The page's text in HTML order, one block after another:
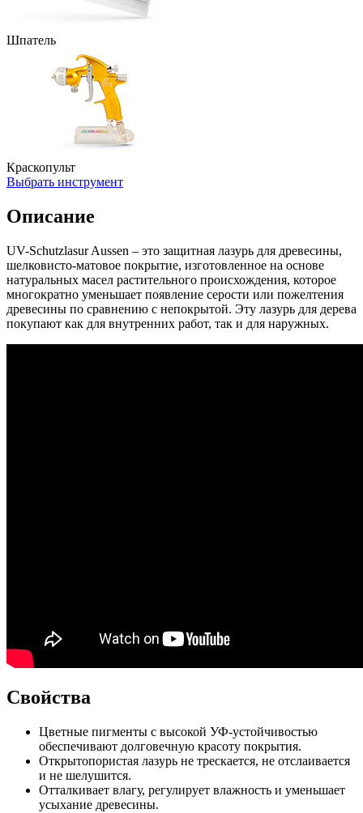
Шпатель
Краскопульт
Выбрать инструмент
Описание
UV-Schutzlasur Aussen – это защитная лазурь для древесины,
шелковисто-матовое покрытие, изготовленное на основе
натуральных масел растительного происхождения, которое
многократно уменьшает появление серости или пожелтения
древесины по сравнению с непокрытой. Эту лазурь для дерева
покупают как для внутренних работ, так и для наружных.
Свойства
Цветные пигменты с высокой УФ-устойчивостью
обеспечивают долговечную красоту покрытия.
Открытопористая лазурь не трескается, не отслаивается
и не шелушится.
Отталкивает влагу, регулирует влажность и уменьшает
усыхание древесины.